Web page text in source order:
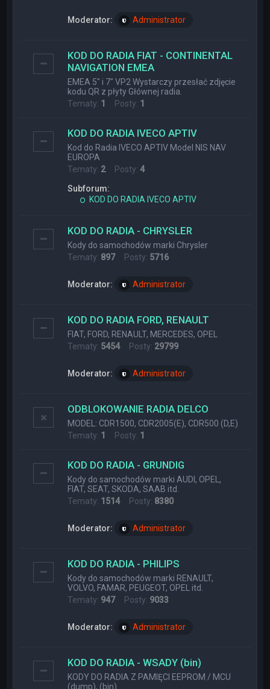
Moderator: Administrator
KOD DO RADIA FIAT - CONTINENTAL
NAVIGATION EMEA
EMEA 5" i 7" VP2 Wystarczy przesłać zdjęcie
kodu QR z płyty Głównej radia.
Tematy: 1 Posty: 1
KOD DO RADIA IVECO APTIV
Kod do Radia IVECO APTIV Model NIS NAV
EUROPA
Tematy: 2Posty:4
Subforum:
KOD DO RADIA IVECO APTIV
KOD DO RADIA - CHRYSLER
Kody do samochodów marki Chrysler
Tematy: 897Posty: 5716
Moderator: Administrator
KOD DO RADIA FORD, RENAULT
FIAT, FORD, RENAULT, MERCEDES, OPEL
Tematy: 5454Posty: 29799
Moderator: Administrator
ODBLOKOWANIE RADIA DELCO
MODEL: CDR1500, CDR2005(E), CDR500 (D,E)
Tematy: 1 Posty: 1
KOD DO RADIA - GRUNDIG
Kody do samochodów marki AUDI, OPEL,
FIAT, SEAT, SKODA, SAAB itd.
Tematy: 1514Posty: 8380
Moderator: Administrator
KOD DO RADIA - PHILIPS
Kody do samochodów marki RENAULT,
VOLVO, FAMAR, PEUGEOT, OPEL itd.
Tematy: 947Posty: 9033
Moderator: Administrator
KOD DO RADIA - WSADY (bin)
KODY DO RADIA Z PAMIĘCI EEPROM / MCU
(dump), (bin)